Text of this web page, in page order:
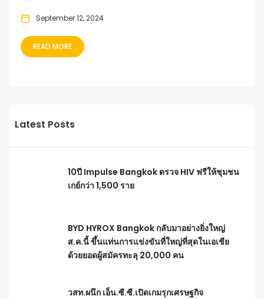
September 12, 2024
READ MORE
Latest Posts
10ปี Impulse Bangkok ตรวจ HIV ฟรีให้ชุมชน
เกย์กว่า 1,500 ราย
BYD HYROX Bangkok กลับมาอย่างยิ่งใหญ่
ส.ค.นี้ ขึ้นแท่นการแข่งขันที่ใหญ่ที่สุดในเอเชีย
ด้วยยอดผู้สมัครทะลุ 20,000 คน
วสท.ผนึก เอ็น.ซี.ซี.เปิดเกมรุกเศรษฐกิจ